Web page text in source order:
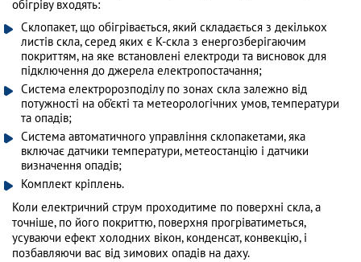
обігріву входять:
Склопакет, що обігрівається, який складається з декількох
листів скла, серед яких є К-скла з енергозберігаючим
покриттям, на яке встановлені електроди та висновок для
підключення до джерела електропостачання;
Система електророзподілу по зонах скла залежно від
потужності на об’єкті та метеорологічних умов, температури
та опадів;
Система автоматичного управління склопакетами, яка
включає датчики температури, метеостанцію і датчики
визначення опадів;
Комплект кріплень.
Коли електричний струм проходитиме по поверхні скла, а
точніше, по його покриттю, поверхня прогріватиметься,
усуваючи ефект холодних вікон, конденсат, конвекцію, і
позбавляючи вас від зимових опадів на даху.